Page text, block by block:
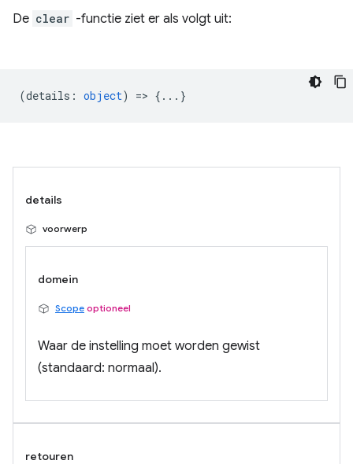
De clear -functie ziet er als volgt uit:
(details : object) => {...}
details
voorwerp
domein
Scope optioneel
Waar de instelling moet worden gewist
(standaard: normaal).
retouren